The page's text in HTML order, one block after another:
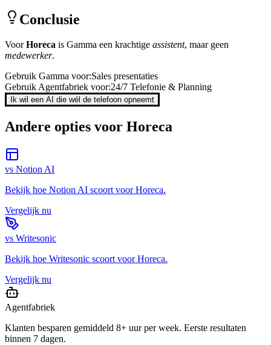
Conclusie
VoorHoreca is Gamma een krachtige assistent, maar geen
medewerker.
Gebruik Gamma voor:Sales presentaties
Gebruik Agentfabriek voor:24/7 Telefonie & Planning
Ik wil een AI die wél de telefoon opneemt
Andere opties voor Horeca
vs Notion AI
Bekijk hoe Notion AI scoort voorHoreca.
Vergelijk nu
vs Writesonic
Bekijk hoe Writesonic scoort voorHoreca.
Vergelijk nu
Agentfabriek
Klanten besparen gemiddeld 8+ uur per week. Eerste resultaten
binnen 7 dagen.